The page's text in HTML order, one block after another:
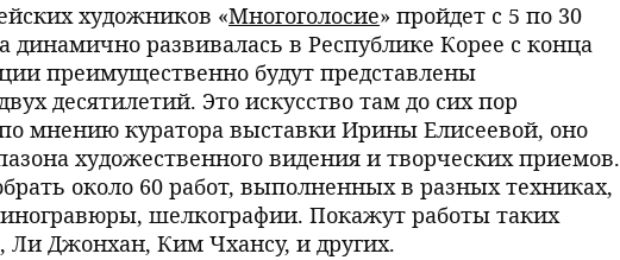
художников «Многоголосие» пройдет с 5 по 30
динамично развивалась в Республике Корее с конца
преимущественно будут представлены
десятилетий. Это искусство там до сих пор
мнению куратора выставки Ирины Елисеевой, оно
художественного видения и творческих приемов.
около 60 работ, выполненных в разных техниках,
шелкографии. Покажут работы таких
Джонхан, Ким Чхансу, и других.